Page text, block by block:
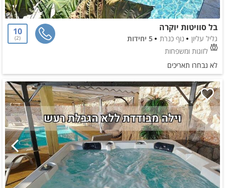
בל סוויטות יוקרה
גליל עליון נוף כנרת
5 יחידות
לזוגות ומשפחות
10
2
לא נבחרו תאריכים